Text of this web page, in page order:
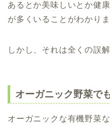
あるとか美味しいとか健
が多くいることがわかりま
しかし、それは全くの誤解
オーガニック野菜で
オーガニックな有機野菜